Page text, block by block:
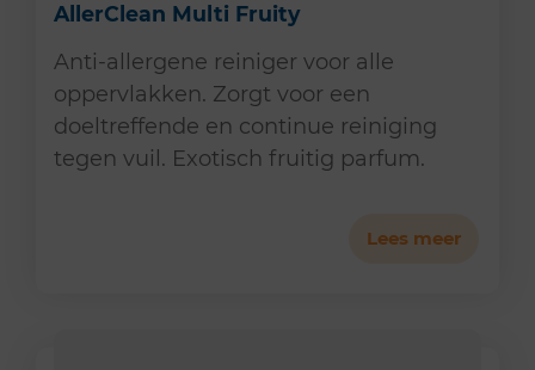
AllerClean Multi Fruity
Anti-allergene reiniger voor alle
oppervlakken. Zorgt voor een
doeltreffende en continue reiniging
tegen vuil. Exotisch fruitig parfum.
Lees meer